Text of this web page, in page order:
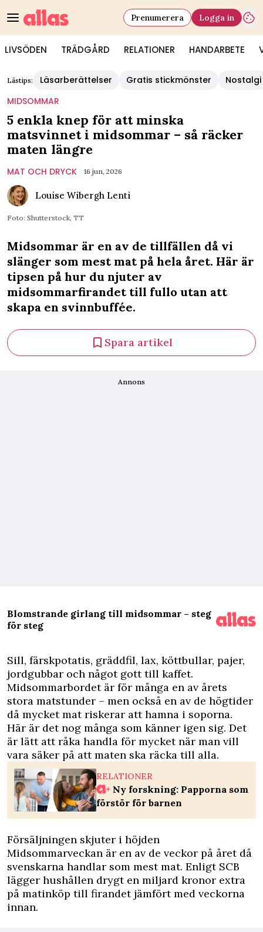
LIVSÖDEN TRÄDGÅRD RELATIONER HANDARBETE
Prenumerera Logga in
Lästips: Läsarberättelser Gratis stickmönster
Nostalgi
MIDSOMMAR
5 enkla knep för att minska
matsvinnet i midsommar – så räcker
maten längre
MAT OCH DRYCK 16 jun, 2026
Louise Wibergh Lenti
Foto: Shutterstock, TT
Midsommar är en av de tillfällen då vi
slänger som mest mat på hela året. Här är
tipsen på hur du njuter av
midsommarfirandet till fullo utan att
skapa en svinnbuffée.
Spara artikel
Annons
Blomstrande girlang till midsommar – steg
för steg
Sill, färskpotatis, gräddfil, lax, köttbullar, pajer,
jordgubbar och något gott till kaffet.
Midsommarbordet är för många en av årets
stora matstunder – men också en av de högtider
då mycket mat riskerar att hamna i soporna.
Här är det nog många som känner igen sig. Det
är lätt att råka handla för mycket när man vill
vara säker på att maten ska räcka till alla.
RELATIONER
Ny forskning: Papporna som
förstör för barnen
Försäljningen skjuter i höjden
Midsommarveckan är en av de veckor på året då
svenskarna handlar som mest mat. Enligt SCB
lägger hushållen drygt en miljard kronor extra
på matinköp till firandet jämfört med veckorna
innan.